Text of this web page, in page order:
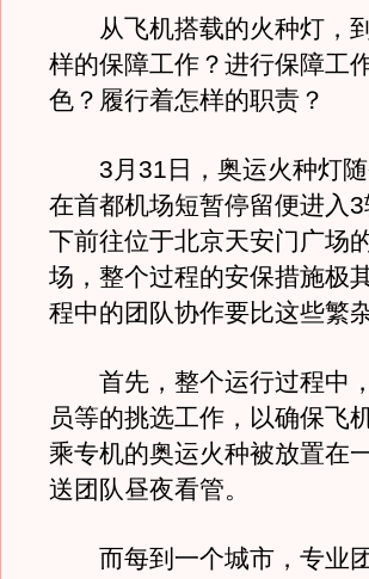
从飞机搭载的火种灯，到
样的保障工作？进行保障工
色？履行着怎样的职责？
3月31日，奥运火种灯随
在首都机场短暂停留便进入
下前往位于北京天安门广场
场，整个过程的安保措施极
程中的团队协作要比这些繁
首先，整个运行过程中，
员等的挑选工作，以确保飞
乘专机的奥运火种被放置在
送团队昼夜看管。
而每到一个城市，专业团